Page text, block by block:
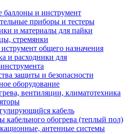
баллоны и инструмент
приборы и тестеры
и материалы для пайки
стремянки
общего назначения
и расходники для
защиты и безопасности
оборудование
вентиляции, климатотехника
кабель
кабельного обогрева (теплый пол)
антенные системы